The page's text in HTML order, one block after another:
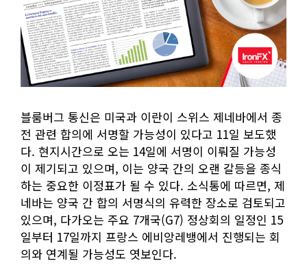
블룸버그 통신은 미국과 이란이 스위스 제네바에서 종
전 관련 합의에 서명할 가능성이 있다고 11일 보도했
다. 현지시간으로 오는 14일에 서명이 이뤄질 가능성
이 제기되고 있으며, 이는 양국 간의 오랜 갈등을 종식
하는 중요한 이정표가 될 수 있다. 소식통에 따르면, 제
네바는 양국 간 합의 서명식의 유력한 장소로 검토되고
있으며, 다가오는 주요 7개국(G7) 정상회의 일정인 15
일부터 17일까지 프랑스 에비앙레뱅에서 진행되는 회
의와 연계될 가능성도 엿보인다.